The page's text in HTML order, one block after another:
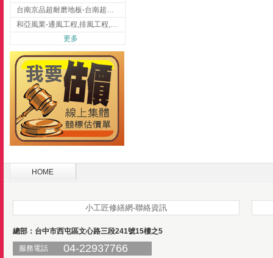
台南京品超耐磨地板-台南超耐磨地板
和亞風業-通風工程,排風工程,彰化通風工程,彰化排風工程
更多
HOME
小工匠修繕網-聯絡資訊
總部：台中市西屯區文心路三段241號15樓之5
服務電話
04-22937766